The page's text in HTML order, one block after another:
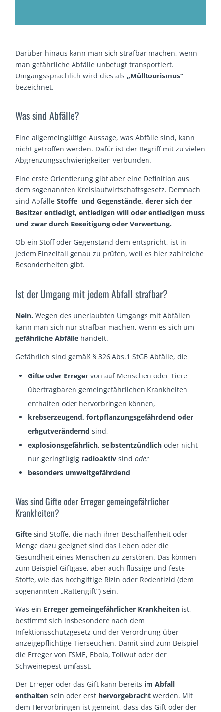
Darüber hinaus kann man sich strafbar machen, wenn
man gefährliche Abfälle unbefugt transportiert.
Umgangssprachlich wird dies als„Mülltourismus“
bezeichnet.
Was sind Abfälle?
Eine allgemeingültige Aussage, was Abfälle sind, kann
nicht getroffen werden. Dafür ist der Begriff mit zu vielen
Abgrenzungsschwierigkeiten verbunden.
Eine erste Orientierung gibt aber eine Definition aus
dem sogenannten Kreislaufwirtschaftsgesetz. Demnach
sind AbfälleStoffe und Gegenstände, derer sich der
Besitzer entledigt, entledigen will oder entledigen muss
und zwar durch Beseitigung oder Verwertung.
Ob ein Stoff oder Gegenstand dem entspricht, ist in
jedem Einzelfall genau zu prüfen, weil es hier zahlreiche
Besonderheiten gibt.
Ist der Umgang mit jedem Abfall strafbar?
Nein. Wegen des unerlaubten Umgangs mit Abfällen
kann man sich nur strafbar machen, wenn es sich um
gefährliche Abfälle handelt.
Gefährlich sind gemäß § 326 Abs.1 StGB Abfälle, die
Gifte oder Erreger von auf Menschen oder Tiere
übertragbaren gemeingefährlichen Krankheiten
enthalten oder hervorbringen können,
krebserzeugend, fortpflanzungsgefährdend oder
erbgutverändernd sind,
explosionsgefährlich, selbstentzündlich oder nicht
nur geringfügig radioaktiv sindoder
besonders umweltgefährdend
Was sind Gifte oder Erreger gemeingefährlicher
Krankheiten?
Gifte sind Stoffe, die nach ihrer Beschaffenheit oder
Menge dazu geeignet sind das Leben oder die
Gesundheit eines Menschen zu zerstören. Das können
zum Beispiel Giftgase, aber auch flüssige und feste
Stoffe, wie das hochgiftige Rizin oder Rodentizid (dem
sogenannten „Rattengift“) sein.
Was ein Erreger gemeingefährlicher Krankheiten ist,
bestimmt sich insbesondere nach dem
Infektionsschutzgesetz und der Verordnung über
anzeigepflichtige Tierseuchen. Damit sind zum Beispiel
die Erreger von FSME, Ebola, Tollwut oder der
Schweinepest umfasst.
Der Erreger oder das Gift kann bereits im Abfall
enthalten sein oder erst hervorgebracht werden. Mit
dem Hervorbringen ist gemeint, dass das Gift oder der